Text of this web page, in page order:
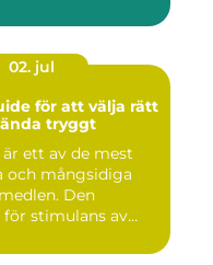
02. jul
tryggt
ett av de mest
och mångsidiga
Den
för stimulans av